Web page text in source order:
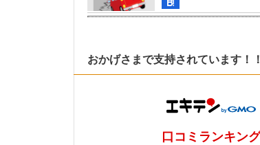
おかげさまで支持されています！！